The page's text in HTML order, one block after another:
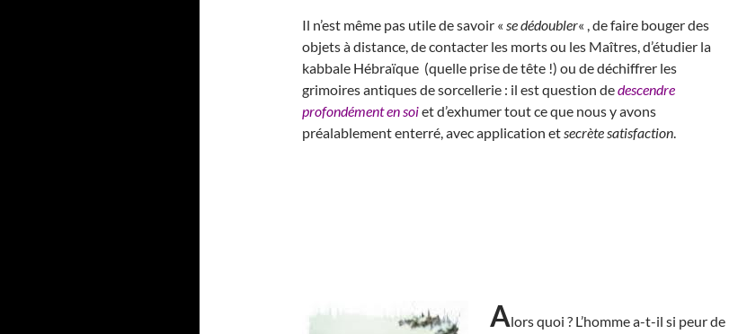
Il n’est même pas utile de savoir « se dédoubler« , de faire bouger des
objets à distance, de contacter les morts ou les Maîtres, d’étudier la
kabbale Hébraïque (quelle prise de tête !) ou de déchiffrer les
grimoires antiques de sorcellerie : il est question dedescendre
profondément en soiet d’exhumer tout ce que nous y avons
préalablement enterré, avec application etsecrète satisfaction.
Alors quoi ? L’homme a-t-il si peur de